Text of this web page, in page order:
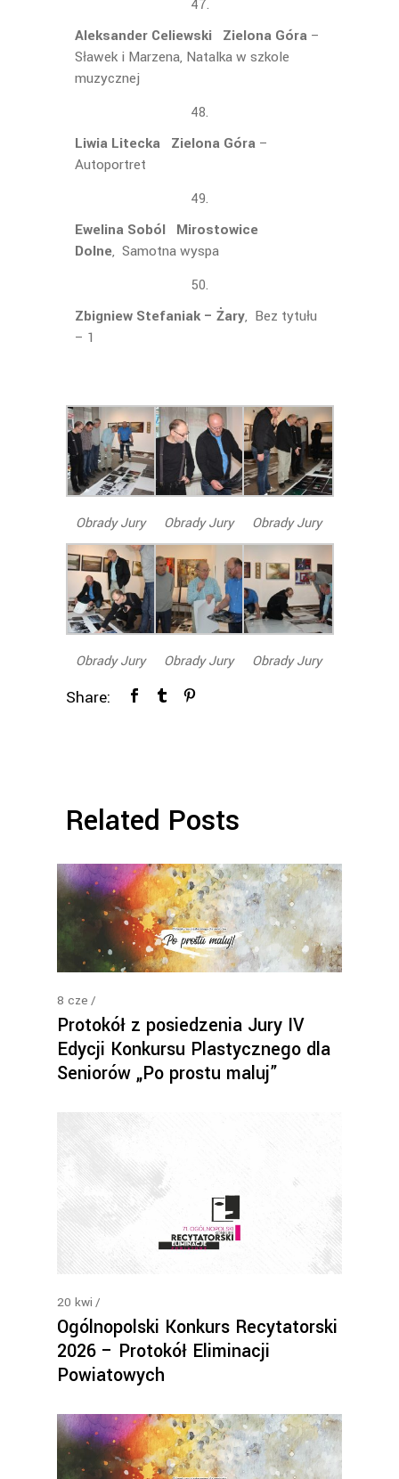
Aleksander Celiewski Zielona Góra –
Sławek i Marzena, Natalka w szkole
muzycznej
Liwia Litecka Zielona Góra –
Autoportret
Ewelina Soból Mirostowice
Dolne, Samotna wyspa
Zbigniew Stefaniak – Żary, Bez tytułu
– 1
Obrady Jury Obrady Jury Obrady Jury
Obrady Jury Obrady Jury Obrady Jury
Share:
Related Posts
8 cze
Protokół z posiedzenia Jury IV
Edycji Konkursu Plastycznego dla
Seniorów „Po prostu maluj”
20 kwi
Ogólnopolski Konkurs Recytatorski
2026 – Protokół Eliminacji
Powiatowych